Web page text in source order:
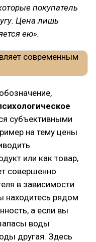
покупатель
Цена лишь
ею».
субъективными
на тему цены
или как товар,
совершенно
в зависимости
находитесь рядом
а если вы
воды
другая. Здесь